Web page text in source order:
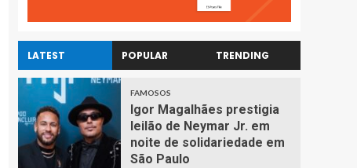
LATEST POPULAR TRENDING
FAMOSOS
Igor Magalhães prestigia
leilão de Neymar Jr. em
noite de solidariedade em
São Paulo